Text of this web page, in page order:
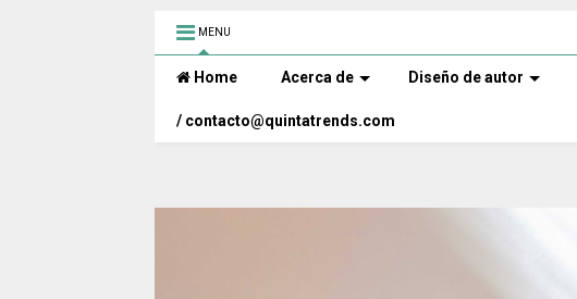
MENU
Home Acerca de Diseño de autor
/ contacto@quintatrends.com